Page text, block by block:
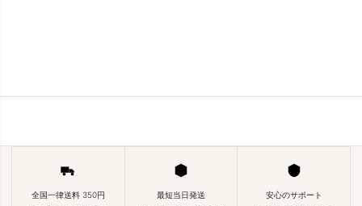
全国一律送料 350円 最短当日発送 安心のサポート